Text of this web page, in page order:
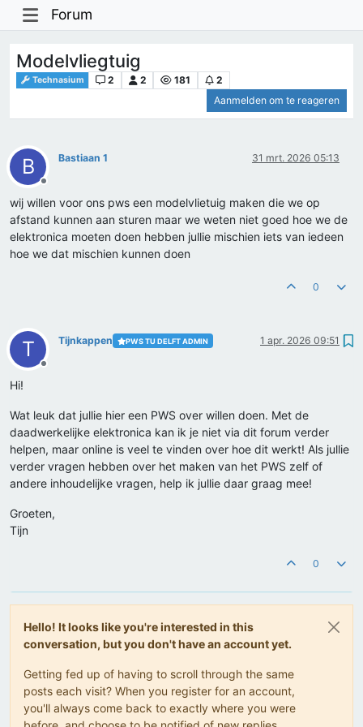
Forum
Modelvliegtuig
Technasium 2 2 181
2
Aanmelden om te reageren
B
Offline
Bastiaan 1 31 mrt. 2026 05:13
wij willen voor ons pws een modelvlietuig maken die we op
afstand kunnen aan sturen maar we weten niet goed hoe we de
elektronica moeten doen hebben jullie mischien iets van iedeen
hoe we dat mischien kunnen doen
0
T
Offline
Tijnkappen PWS TU DELFT ADMIN 1 apr. 2026 09:51
Hi!
Wat leuk dat jullie hier een PWS over willen doen. Met de
daadwerkelijke elektronica kan ik je niet via dit forum verder
helpen, maar online is veel te vinden over hoe dit werkt! Als jullie
verder vragen hebben over het maken van het PWS zelf of
andere inhoudelijke vragen, help ik jullie daar graag mee!
Groeten,
Tijn
0
Hello! It looks like you're interested in this
conversation, but you don't have an account yet.
Getting fed up of having to scroll through the same
posts each visit? When you register for an account,
you'll always come back to exactly where you were